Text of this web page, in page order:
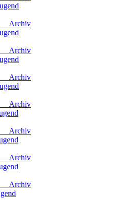
Archiv
Archiv
Archiv
Archiv
Archiv
Archiv
Archiv